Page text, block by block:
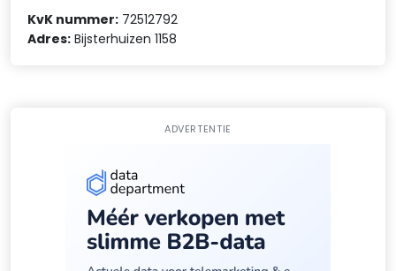
KvK nummer: 72512792
Adres: Bijsterhuizen 1158
ADVERTENTIE